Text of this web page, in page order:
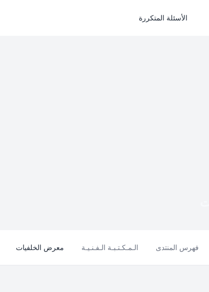
الأسئلة المتكررة
فهرس المنتدى الـمـكـتـبـة الـفـنـيـة معرض الخلفيات